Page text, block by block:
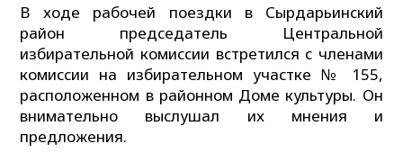
В ходе рабочей поездки в Сырдарьинский
район председатель Центральной
избирательной комиссии встретился с членами
комиссии на избирательном участке № 155,
расположенном в районном Доме культуры. Он
внимательно выслушал их мнения и
предложения.